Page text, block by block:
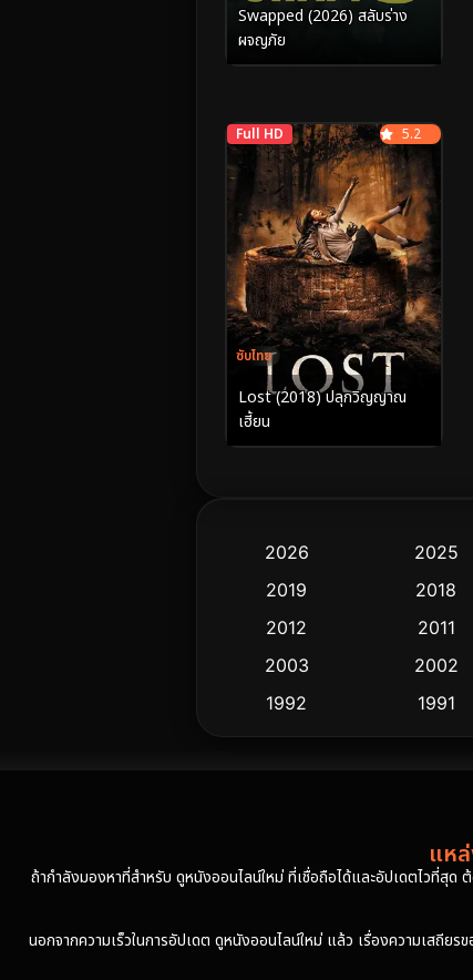
Swapped (2026) สลับร่าง
ผจญภัย
Full HD
ซับไทย
5.2
Lost (2018) ปลุกวิญญาณ
เฮี้ยน
2026 2025
2019
2018
2012
2011
2003
2002
1992
1991
แห
ถ้ากำลังมองหาที่สำหรับ ดูหนังออนไลน์ใหม่ ที่เชื่อถือได้และอัปเดตไวที่สุด
นอกจากความเร็วในการอัปเดต ดูหนังออนไลน์ใหม่ แล้ว เรื่องความเสถีย